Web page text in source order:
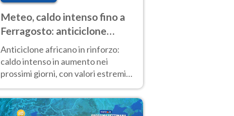
Meteo, caldo intenso fino a
Ferragosto: anticiclone
africano ancora
protagonista
Anticiclone africano in rinforzo:
caldo intenso in aumento nei
prossimi giorni, con valori estremi
d’Italia